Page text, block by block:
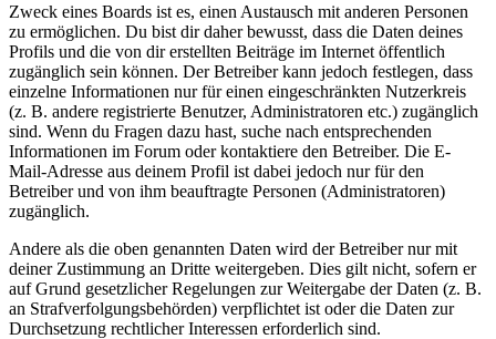
Zweck eines Boards ist es, einen Austausch mit anderen Personen
zu ermöglichen. Du bist dir daher bewusst, dass die Daten deines
Profils und die von dir erstellten Beiträge im Internet öffentlich
zugänglich sein können. Der Betreiber kann jedoch festlegen, dass
einzelne Informationen nur für einen eingeschränkten Nutzerkreis
(z. B. andere registrierte Benutzer, Administratoren etc.) zugänglich
sind. Wenn du Fragen dazu hast, suche nach entsprechenden
Informationen im Forum oder kontaktiere den Betreiber. Die E-
Mail-Adresse aus deinem Profil ist dabei jedoch nur für den
Betreiber und von ihm beauftragte Personen (Administratoren)
zugänglich.
Andere als die oben genannten Daten wird der Betreiber nur mit
deiner Zustimmung an Dritte weitergeben. Dies gilt nicht, sofern er
auf Grund gesetzlicher Regelungen zur Weitergabe der Daten (z. B.
an Strafverfolgungsbehörden) verpflichtet ist oder die Daten zur
Durchsetzung rechtlicher Interessen erforderlich sind.